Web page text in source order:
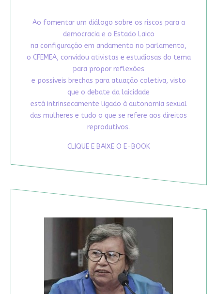
Ao fomentar um diálogo sobre os riscos para a
democracia e o Estado Laico
na configuração em andamento no parlamento,
o CFEMEA, convidou ativistas e estudiosas do tema
para propor reflexões
e possíveis brechas para atuação coletiva, visto
que o debate da laicidade
está intrinsecamente ligado à autonomia sexual
das mulheres e tudo o que se refere aos direitos
reprodutivos.
CLIQUE E BAIXE O E-BOOK